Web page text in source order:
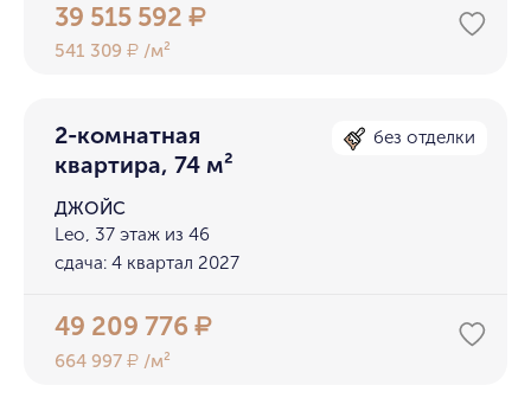
39 515 592₽
541 309₽ /м²
2-комнатная
квартира, 74 м²
без отделки
ДЖОЙС
Leo, 37 этаж из 46
сдача: 4 квартал 2027
49 209 776₽
664 997₽ /м²